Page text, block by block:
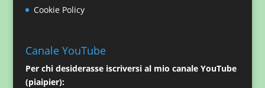
Cookie Policy
Canale YouTube
Per chi desiderasse iscriversi al mio canale YouTube
(piaipier):